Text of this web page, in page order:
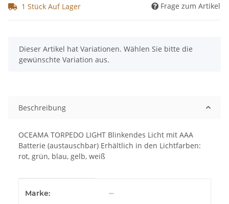
1 Stück Auf Lager Frage zum Artikel
x
Dieser Artikel hat Variationen. Wählen Sie bitte die
gewünschte Variation aus.
Beschreibung
OCEAMA TORPEDO LIGHT Blinkendes Licht mit AAA
Batterie (austauschbar) Erhältlich in den Lichtfarben:
rot, grün, blau, gelb, weiß
Marke: